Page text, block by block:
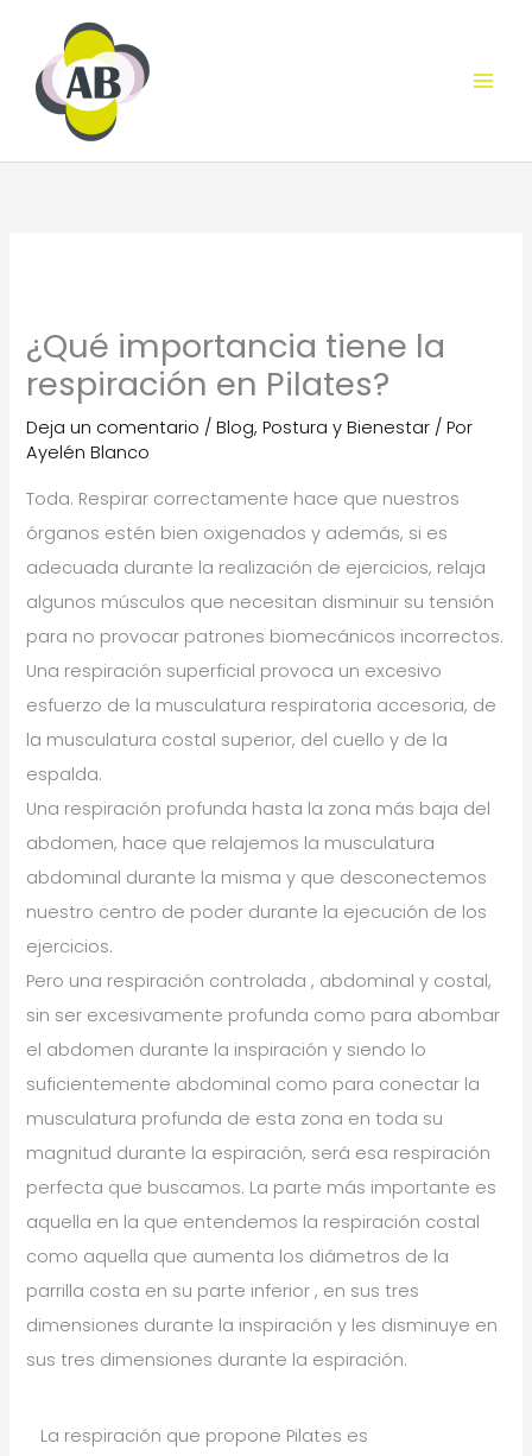
contenido
¿Qué importancia tiene la
respiración en Pilates?
Deja un comentario /Blog,Postura y Bienestar / Por
Ayelén Blanco
Toda. Respirar correctamente hace que nuestros
órganos estén bien oxigenados y además, si es
adecuada durante la realización de ejercicios, relaja
algunos músculos que necesitan disminuir su tensión
para no provocar patrones biomecánicos incorrectos.
Una respiración superficial provoca un excesivo
esfuerzo de la musculatura respiratoria accesoria, de
la musculatura costal superior, del cuello y de la
espalda.
Una respiración profunda hasta la zona más baja del
abdomen, hace que relajemos la musculatura
abdominal durante la misma y que desconectemos
nuestro centro de poder durante la ejecución de los
ejercicios.
Pero una respiración controlada , abdominal y costal,
sin ser excesivamente profunda como para abombar
el abdomen durante la inspiración y siendo lo
suficientemente abdominal como para conectar la
musculatura profunda de esta zona en toda su
magnitud durante la espiración, será esa respiración
perfecta que buscamos. La parte más importante es
aquella en la que entendemos la respiración costal
como aquella que aumenta los diámetros de la
parrilla costa en su parte inferior , en sus tres
dimensiones durante la inspiración y les disminuye en
sus tres dimensiones durante la espiración.
La respiración que propone Pilates es